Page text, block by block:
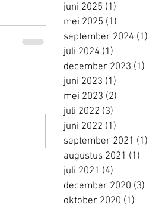
juni 2025 (1)
mei 2025 (1)
september 2024 (1)
juli 2024 (1)
december 2023 (1)
juni 2023 (1)
mei 2023 (2)
juli 2022 (3)
juni 2022 (1)
september 2021 (1)
augustus 2021 (1)
juli 2021 (4)
december 2020 (3)
oktober 2020 (1)